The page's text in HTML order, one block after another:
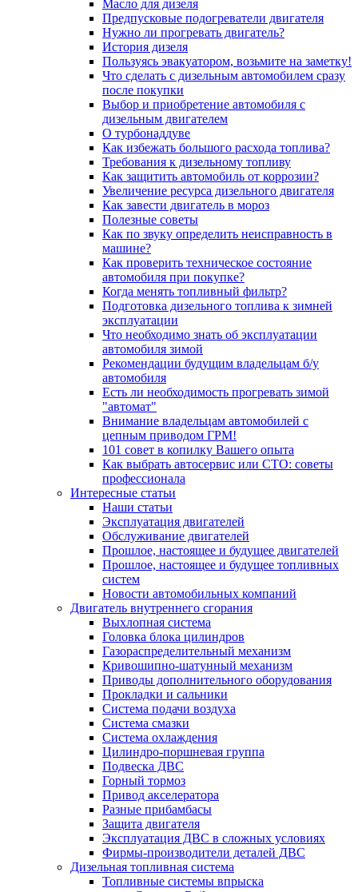
Масло для дизеля
Предпусковые подогреватели двигателя
Нужно ли прогревать двигатель?
История дизеля
Пользуясь эвакуатором, возьмите на заметку!
Что сделать с дизельным автомобилем сразу
после покупки
Выбор и приобретение автомобиля с
дизельным двигателем
О турбонаддуве
Как избежать большого расхода топлива?
Требования к дизельному топливу
Как защитить автомобиль от коррозии?
Увеличение ресурса дизельного двигателя
Как завести двигатель в мороз
Полезные советы
Как по звуку определить неисправность в
машине?
Как проверить техническое состояние
автомобиля при покупке?
Когда менять топливный фильтр?
Подготовка дизельного топлива к зимней
эксплуатации
Что необходимо знать об эксплуатации
автомобиля зимой
Рекомендации будущим владельцам б/у
автомобиля
Есть ли необходимость прогревать зимой
"автомат"
Внимание владельцам автомобилей с
цепным приводом ГРМ!
101 совет в копилку Вашего опыта
Как выбрать автосервис или СТО: советы
профессионала
Интересные статьи
Наши статьи
Эксплуатация двигателей
Обслуживание двигателей
Прошлое, настоящее и будущее двигателей
Прошлое, настоящее и будущее топливных
систем
Новости автомобильных компаний
Двигатель внутреннего сгорания
Выхлопная система
Головка блока цилиндров
Газораспределительный механизм
Кривошипно-шатунный механизм
Приводы дополнительного оборудования
Прокладки и сальники
Система подачи воздуха
Система смазки
Система охлаждения
Цилиндро-поршневая группа
Подвеска ДВС
Горный тормоз
Привод акселератора
Разные прибамбасы
Защита двигателя
Эксплуатация ДВС в сложных условиях
Фирмы-производители деталей ДВС
Дизельная топливная система
Топливные системы впрыска